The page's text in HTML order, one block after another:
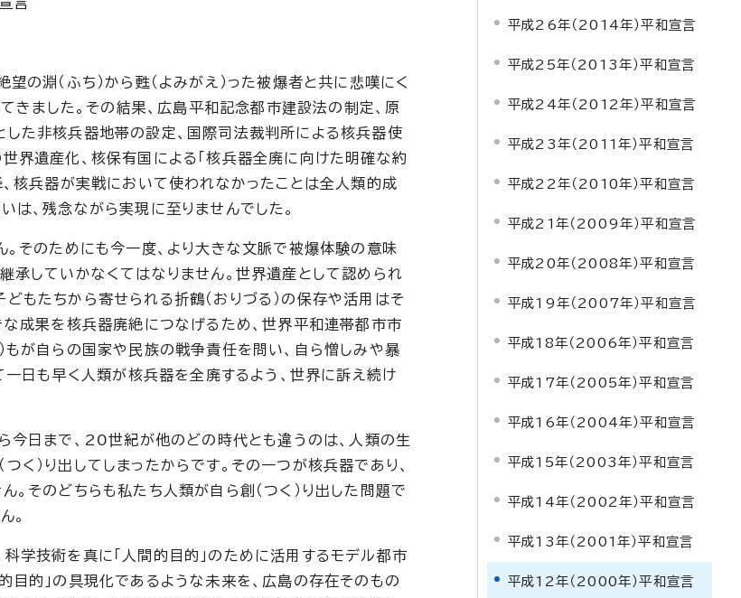
淵（ふち）から甦（よみがえ）った被爆者と共に悲嘆にく
てきました。その結果、広島平和記念都市建設法の制定、原
た非核兵器地帯の設定、国際司法裁判所による核兵器使
界遺産化、核保有国による「核兵器全廃に向けた明確な約
、核兵器が実戦において使われなかったことは全人類的成
は、残念ながら実現に至りませんでした。
そのためにも今一度、より大きな文脈で被爆体験の意味
承していかなくてはなりません。世界遺産として認められ
もたちから寄せられる折鶴（おりづる）の保存や活用はそ
な成果を核兵器廃絶につなげるため、世界平和連帯都市市
もが自らの国家や民族の戦争責任を問い、自ら憎しみや暴
一日も早く人類が核兵器を全廃するよう、世界に訴え続け
今日まで、20世紀が他のどの時代とも違うのは、人類の生
）り出してしまったからです。その一つが核兵器であり、
そのどちらも私たち人類が自ら創（つく）り出した問題で
。
学技術を真に「人間的目的」のために活用するモデル都市
目的」の具現化であるような未来を、広島の存在そのもの
平成26年（2014年）平和宣言
平成25年（2013年）平和宣言
平成24年（2012年）平和宣言
平成23年（2011年）平和宣言
平成22年（2010年）平和宣言
平成21年（2009年）平和宣言
平成20年（2008年）平和宣言
平成19年（2007年）平和宣言
平成18年（2006年）平和宣言
平成17年（2005年）平和宣言
平成16年（2004年）平和宣言
平成15年（2003年）平和宣言
平成14年（2002年）平和宣言
平成13年（2001年）平和宣言
平成12年（2000年）平和宣言